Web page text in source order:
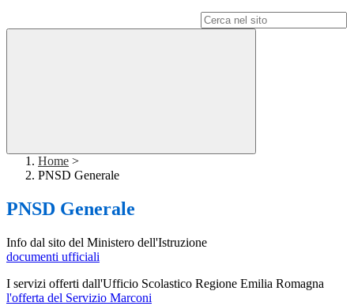
Home >
PNSD Generale
PNSD Generale
Info dal sito del Ministero dell'Istruzione
documenti ufficiali
I servizi offerti dall'Ufficio Scolastico Regione Emilia Romagna
l'offerta del Servizio Marconi